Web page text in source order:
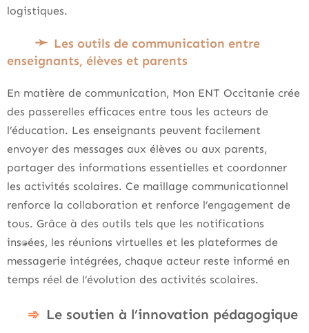
logistiques.
Les outils de communication entre
enseignants, élèves et parents
En matière de communication, Mon ENT Occitanie crée
des passerelles efficaces entre tous les acteurs de
l’éducation. Les enseignants peuvent facilement
envoyer des messages aux élèves ou aux parents,
partager des informations essentielles et coordonner
les activités scolaires. Ce maillage communicationnel
renforce la collaboration et renforce l’engagement de
tous. Grâce à des outils tels que les notifications
instantanées, les réunions virtuelles et les plateformes de
messagerie intégrées, chaque acteur reste informé en
temps réel de l’évolution des activités scolaires.
Le soutien à l’innovation pédagogique